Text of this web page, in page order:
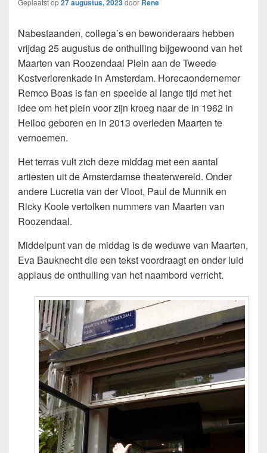
27 augustus, 2023 Rene
Nabestaanden, collega’s en bewonderaars hebben
vrijdag 25 augustus de onthulling bijgewoond van het
Maarten van Roozendaal Plein aan de Tweede
Kostverlorenkade in Amsterdam. Horecaondernemer
Remco Boas is fan en speelde al lange tijd met het
idee om het plein voor zijn kroeg naar de in 1962 in
Heiloo geboren en in 2013 overleden Maarten te
vernoemen.
Het terras vult zich deze middag met een aantal
artiesten uit de Amsterdamse theaterwereld. Onder
andere Lucretia van der Vloot, Paul de Munnik en
Ricky Koole vertolken nummers van Maarten van
Roozendaal.
Middelpunt van de middag is de weduwe van Maarten,
Eva Bauknecht die een tekst voordraagt en onder luid
applaus de onthulling van het naambord verricht.